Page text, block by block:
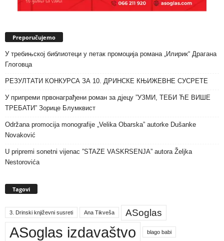
Preporučujemo
У требињској библиотеци у петак промоција романа „Илирик“ Драгана
Глоговца
РЕЗУЛТАТИ КОНКУРСА ЗА 10. ДРИНСКЕ КЊИЖЕВНЕ СУСРЕТЕ
У припреми првонаграђени роман за дјецу ”УЗМИ, ТЕБИ ЋЕ ВИШЕ
ТРЕБАТИ” Зорице Блумквист
Održana promocija monografije „Velika Obarska” autorke Dušanke
Novaković
U pripremi sonetni vijenac ”STAZE VASKRSENJA” autora Željka
Nestorovića
Tagovi
3. Drinski književni susreti Ana Tikveša ASoglas
ASoglas izdavaštvo blago babi